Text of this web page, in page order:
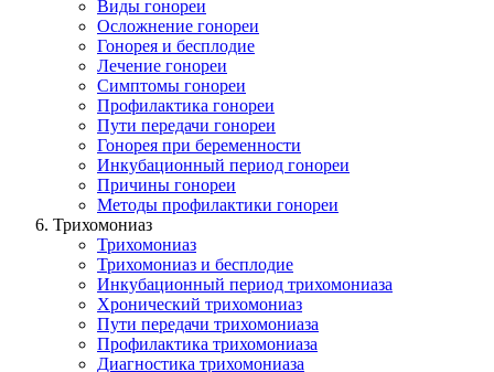
Виды гонореи
Осложнение гонореи
Гонорея и бесплодие
Лечение гонореи
Симптомы гонореи
Профилактика гонореи
Пути передачи гонореи
Гонорея при беременности
Инкубационный период гонореи
Причины гонореи
Методы профилактики гонореи
Трихомониаз
Трихомониаз
Трихомониаз и бесплодие
Инкубационный период трихомониазa
Хронический трихомониаз
Пути передачи трихомониазa
Профилактика трихомониазa
Диагностика трихомониазa